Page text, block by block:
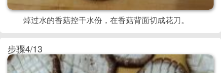
焯过水的香菇控干水份，在香菇背面切成花刀。
步骤4/13